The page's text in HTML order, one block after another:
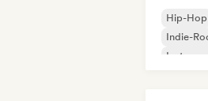
Hip-Hop
Indie-